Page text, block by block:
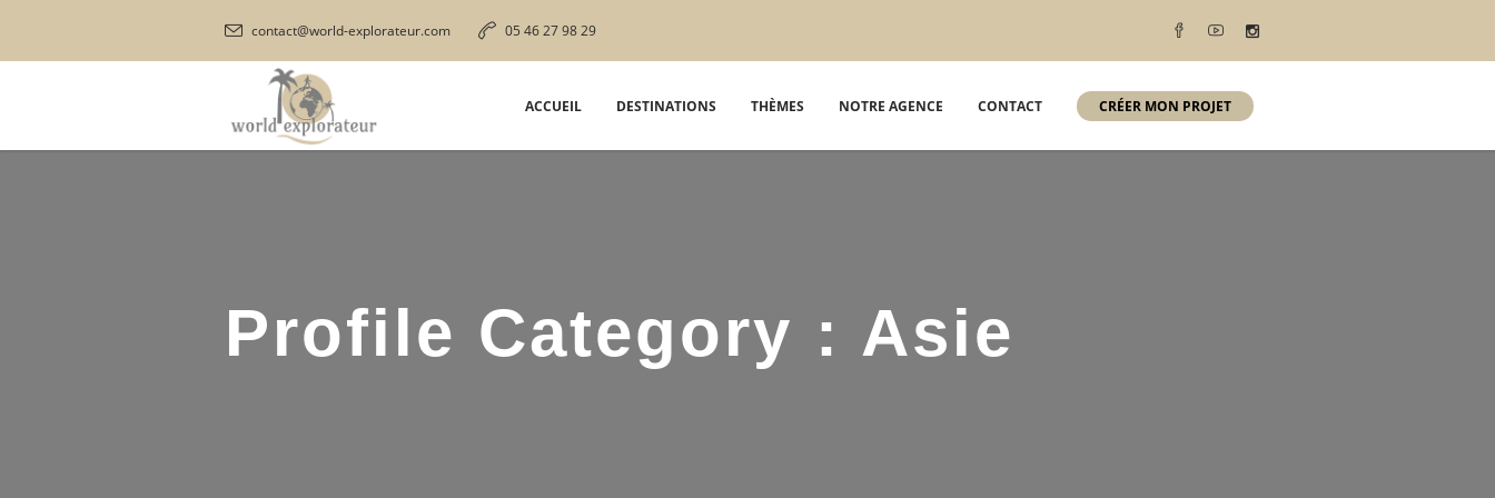
contact@world-explorateur.com 05 46 27 98 29
ACCUEIL DESTINATIONS THÈMES NOTRE AGENCE CONTACT CRÉER MON PROJET
Profile Category : Asie